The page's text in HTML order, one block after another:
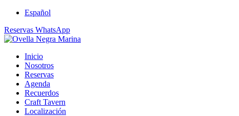
Español
Reservas WhatsApp
Inicio
Nosotros
Reservas
Agenda
Recuerdos
Craft Tavern
Localización